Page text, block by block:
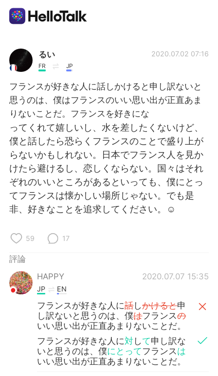
語言交換應用
AI Grammar Checker
繁體中文
English 简体中文
Español العربية
Français Deutsch
Русский
Indonesia
Türkçe
Português
るい
FR JP
2020.07.02 07:16
フランスが好きな人に話しかけると申し訳ないと
思うのは、僕はフランスのいい思い出が正直あま
りないことだ。フランスを好きにな
ってくれて嬉しいし、水を差したくないけど、
僕と話したら恐らくフランスのことで盛り上が
らないかもしれない。日本でフランス人を見か
けたら避けるし、恋しくならない。国々はそれ
ぞれのいいところがあるといっても、僕にとっ
てフランスは懐かしい場所じゃない。でも是
非、好きなことを追求してください。☺️
59 17
評論
HAPPY
2020.07.07 15:35
JP EN
フランスが好きな人に話しかけると申
し訳ないと思うのは、僕はフランスの
いい思い出が正直あまりないことだ。
フランスが好きな人に対して申し訳な
いと思うのは、僕にとってフランスは
いい思い出が正直あまりないことだ。